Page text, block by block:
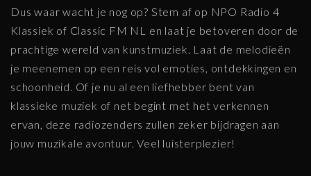
Dus waar wacht je nog op? Stem af op NPO Radio 4
Klassiek of Classic FM NL en laat je betoveren door de
prachtige wereld van kunstmuziek. Laat de melodieën
je meenemen op een reis vol emoties, ontdekkingen en
schoonheid. Of je nu al een liefhebber bent van
klassieke muziek of net begint met het verkennen
ervan, deze radiozenders zullen zeker bijdragen aan
jouw muzikale avontuur. Veel luisterplezier!